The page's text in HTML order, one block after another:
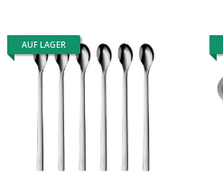
AUF LAGER